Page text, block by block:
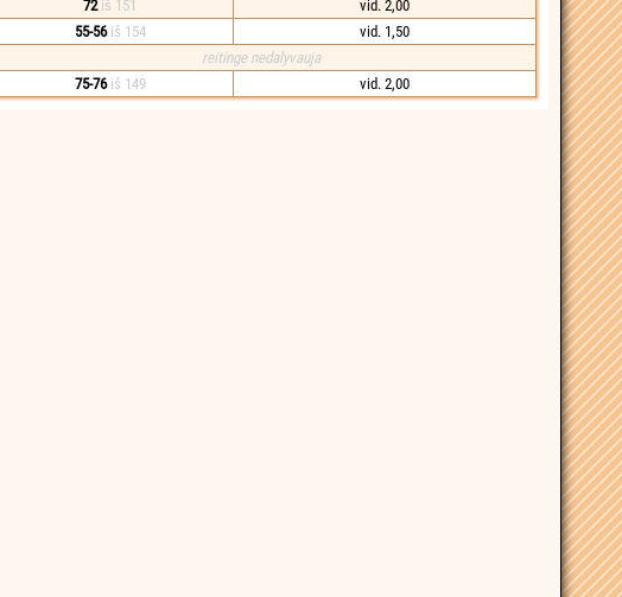
72 iš 151
vid. 2,00
55-56 iš 154
vid. 1,50
reitinge nedalyvauja
75-76 iš 149 vid. 2,00